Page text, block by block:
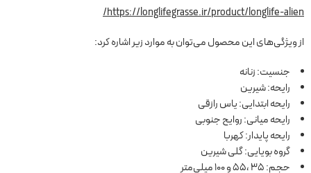
https://longlifegrasse.ir/product/longlife-alien/
از ویژگی‌های این محصول می‌توان به موارد زیر اشاره کرد:
جنسیت: زنانه
رایحه: شیرین
رایحه ابتدایی: یاس رازقی
رایحه میانی: روایح جنوبی
رایحه پایدار: کهربا
گروه بویایی: گلی شیرین
حجم: 35 ،55 و 100 میلی‌متر